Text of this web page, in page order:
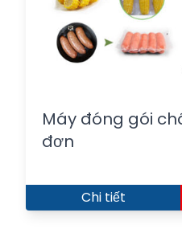
Máy đóng gói
đơn
Chi tiết